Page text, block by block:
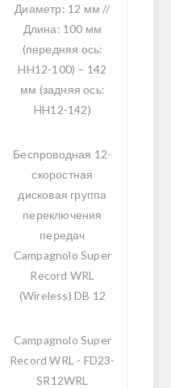
Диаметр: 12 мм //
Длина: 100 мм
(передняя ось:
HH12-100) – 142
мм (задняя ось:
HH12-142)
Беспроводная 12-
скоростная
дисковая группа
переключения
передач
Campagnolo Super
Record WRL
(Wireless) DB 12
Campagnolo Super
Record WRL - FD23-
SR12WRL